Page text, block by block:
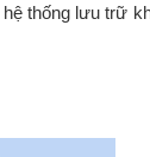
thống lưu trữ